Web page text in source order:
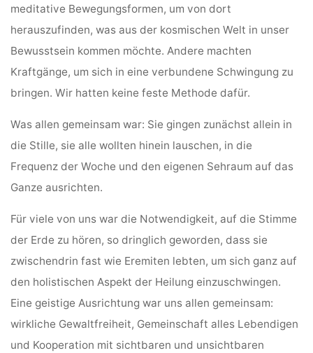
meditative Bewegungsformen, um von dort
herauszufinden, was aus der kosmischen Welt in unser
Bewusstsein kommen möchte. Andere machten
Kraftgänge, um sich in eine verbundene Schwingung zu
bringen. Wir hatten keine feste Methode dafür.
Was allen gemeinsam war: Sie gingen zunächst allein in
die Stille, sie alle wollten hinein lauschen, in die
Frequenz der Woche und den eigenen Sehraum auf das
Ganze ausrichten.
Für viele von uns war die Notwendigkeit, auf die Stimme
der Erde zu hören, so dringlich geworden, dass sie
zwischendrin fast wie Eremiten lebten, um sich ganz auf
den holistischen Aspekt der Heilung einzuschwingen.
Eine geistige Ausrichtung war uns allen gemeinsam:
wirkliche Gewaltfreiheit, Gemeinschaft alles Lebendigen
und Kooperation mit sichtbaren und unsichtbaren